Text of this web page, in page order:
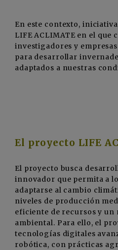
En este contexto,
LIFE ACLIMATE en el que
investigadores y
para desarrollar
adaptados a nuestras
El proyecto LIFE
El proyecto busca
innovador que permita a
adaptarse al cambio
niveles de producción
eficiente de recursos y un
ambiental. Para ello, el
tecnologías digitales
robótica, con prácticas